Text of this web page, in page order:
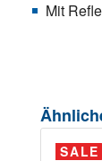
Mit
SALE